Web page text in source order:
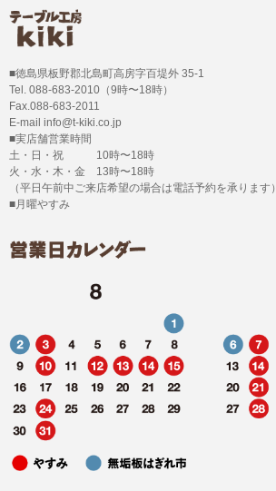
■徳島県板野郡北島町高房字百堤外 35-1
Tel. 088-683-2010（9時〜18時）
Fax.088-683-2011
E-mail info@t-kiki.co.jp
■実店舗営業時間
土・日・祝 10時〜18時
火・水・木・金 13時〜18時
（平日午前中ご来店希望の場合は電話予約を承ります）
■月曜やすみ